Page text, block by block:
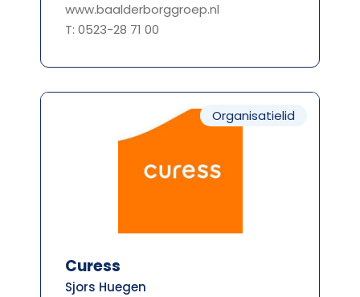
www.baalderborggroep.nl
T: 0523-28 71 00
Organisatielid
Curess
Sjors Huegen